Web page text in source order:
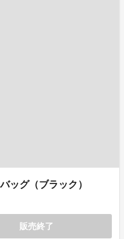
ッグ（ブラック）
販売終了